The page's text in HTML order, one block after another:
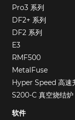
Pro3 系列
DF2+ 系列
DF2 系列
E3
RMF500
MetalFuse
Hyper Speed 高速
S200-C 真空烧结炉
软件